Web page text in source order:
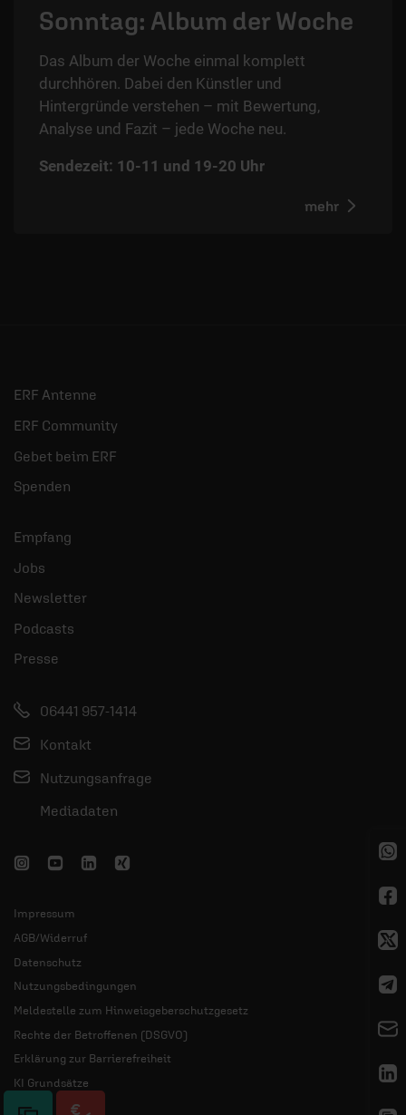
Sonntag: Album der Woche
Das Album der Woche einmal komplett
durchhören. Dabei den Künstler und
Hintergründe verstehen – mit Bewertung,
Analyse und Fazit – jede Woche neu.
Sendezeit: 10-11 und 19-20 Uhr
mehr
ERF Antenne
ERF Community
Gebet beim ERF
Spenden
Empfang
Jobs
Newsletter
Podcasts
Presse
06441 957-1414
Kontakt
Nutzungsanfrage
Mediadaten
Impressum
AGB/Widerruf
Datenschutz
Nutzungsbedingungen
Meldestelle zum Hinweisgeberschutzgesetz
Rechte der Betroffenen (DSGVO)
Erklärung zur Barrierefreiheit
KI Grundsätze